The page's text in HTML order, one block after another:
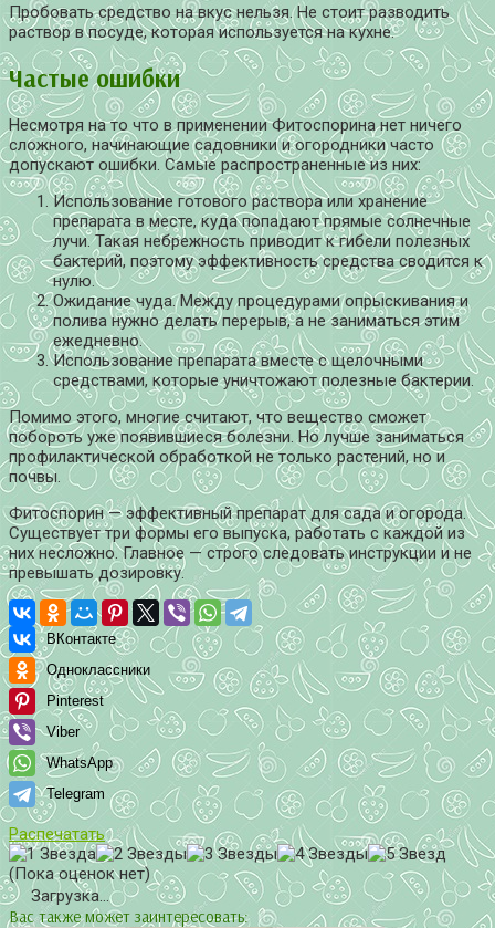
Пробовать средство на вкус нельзя. Не стоит разводить
раствор в посуде, которая используется на кухне.
Частые ошибки
Несмотря на то что в применении Фитоспорина нет ничего
сложного, начинающие садовники и огородники часто
допускают ошибки. Самые распространенные из них:
Использование готового раствора или хранение
препарата в месте, куда попадают прямые солнечные
лучи. Такая небрежность приводит к гибели полезных
бактерий, поэтому эффективность средства сводится к
нулю.
Ожидание чуда. Между процедурами опрыскивания и
полива нужно делать перерыв, а не заниматься этим
ежедневно.
Использование препарата вместе с щелочными
средствами, которые уничтожают полезные бактерии.
Помимо этого, многие считают, что вещество сможет
побороть уже появившиеся болезни. Но лучше заниматься
профилактической обработкой не только растений, но и
почвы.
Фитоспорин — эффективный препарат для сада и огорода.
Существует три формы его выпуска, работать с каждой из
них несложно. Главное — строго следовать инструкции и не
превышать дозировку.
ВКонтакте
Одноклассники
Pinterest
Viber
WhatsApp
Telegram
Распечатать
(Пока оценок нет)
Загрузка...
Вас также может заинтересовать: